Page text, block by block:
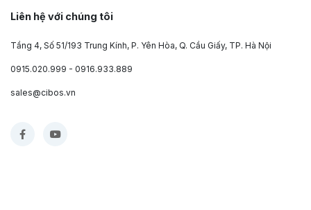
Liên hệ với chúng tôi
Tầng 4, Số 51/193 Trung Kính, P. Yên Hòa, Q. Cầu Giấy, TP. Hà Nội
0915.020.999 - 0916.933.889
sales@cibos.vn